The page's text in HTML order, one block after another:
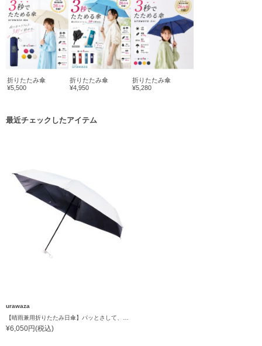
折りたたみ傘
¥5,500
折りたたみ傘
¥4,950
折りたたみ傘
¥5,280
最近チェックしたアイテム
urawaza
¥6,050円(税込)